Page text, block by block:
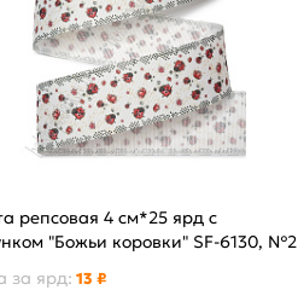
репсовая 4 см*25 ярд с
"Божьи коровки" SF-6130, №2
за ярд: 13 ₽